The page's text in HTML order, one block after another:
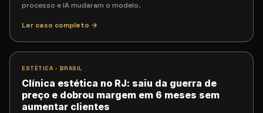
processo e IA mudaram o modelo.
Ler caso completo →
ESTÉTICA · BRASIL
Clínica estética no RJ: saiu da guerra de
preço e dobrou margem em 6 meses sem
aumentar clientes